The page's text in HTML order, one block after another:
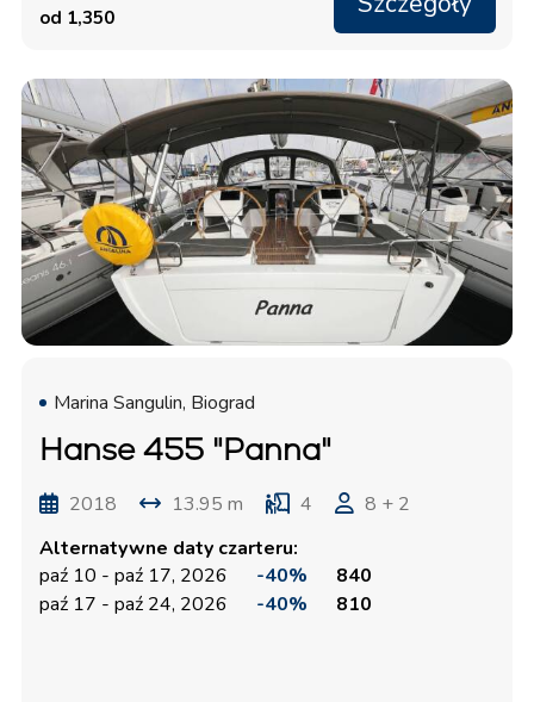
od 1,350
Marina Sangulin, Biograd
Hanse 455 "Panna"
2018 13.95 m 4
8 + 2
Alternatywne daty czarteru:
paź 10 - paź 17, 2026
-40%
840
paź 17 - paź 24, 2026
-40% 810